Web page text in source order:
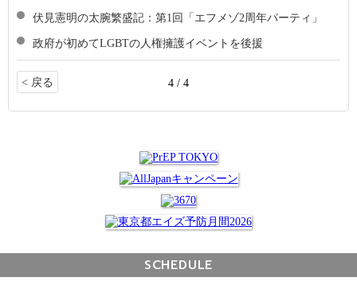
伏見憲明の太腕繁盛記：第1回「エフメゾ2周年パーティ」
政府が初めてLGBTの人権擁護イベントを後援
< 戻る 4 / 4
SCHEDULE